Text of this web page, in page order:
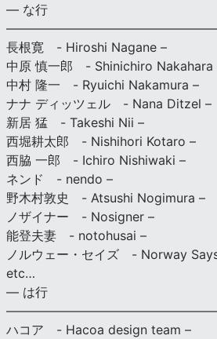
— な行
長根寛 - Hiroshi Nagane –
中原 慎一郎 - Shinichiro Nakahara
中村 隆一 - Ryuichi Nakamura –
ナナ ディッツェル - Nana Ditzel –
新居 猛 - Takeshi Nii –
西堀耕太郎 - Nishihori Kotaro –
西脇 一郎 - Ichiro Nishiwaki –
ネンド - nendo –
野木村敦史 - Atsushi Nogimura –
ノザイナー - Nosigner –
能登夫妻 - notohusai –
ノルウェー・セイズ - Norway
etc…
— は行
ハコア - Hacoa design team –